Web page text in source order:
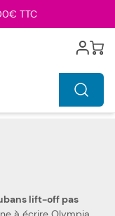
TTC
Cart
lift-off pas